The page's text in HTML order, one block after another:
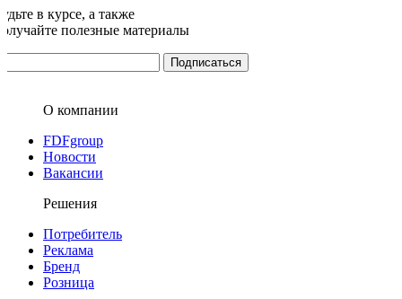
в курсе, а также
полезные материалы
О компании
FDFgroup
Новости
Вакансии
Решения
Потребитель
Реклама
Бренд
Розница